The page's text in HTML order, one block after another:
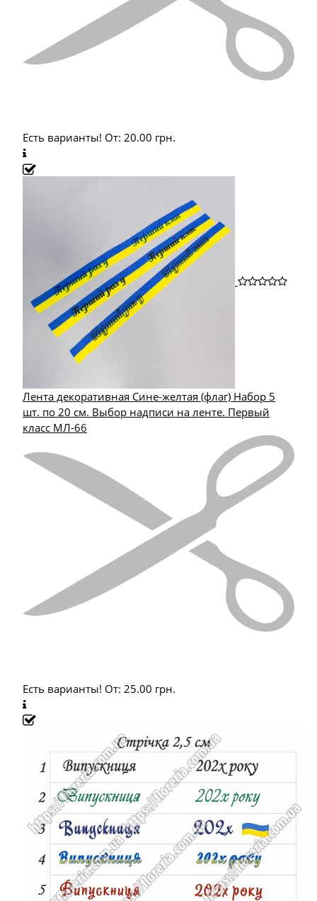
Есть варианты! От: 20.00 грн.
Лента декоративная Сине-желтая (флаг) Набор 5
шт. по 20 см. Выбор надписи на ленте. Первый
класс МЛ-66
Есть варианты! От: 25.00 грн.